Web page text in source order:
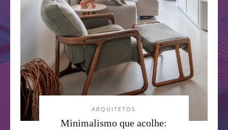
ARQUITETOS
Minimalismo que acolhe: